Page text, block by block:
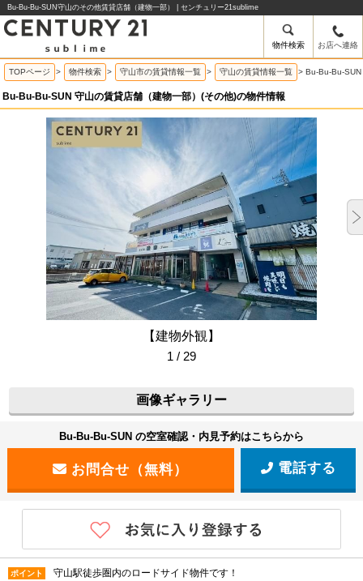
Bu-Bu-Bu-SUN守山のその他賃貸店舗（建物一部） | センチュリー21sublime
物件検索 お店へ連絡
TOPページ > 物件検索 > 守山市の賃貸情報一覧 > 守山の賃貸情報一覧 > Bu-Bu-Bu-
Bu-Bu-Bu-SUN 守山の賃貸店舗（建物一部）(その他)の物件情報
【建物外観】
1 / 29
画像ギャラリー
Bu-Bu-Bu-SUN の空室確認・内見予約はこちらから
電話する
ポイント
守山駅徒歩圏内のロードサイド物件です！